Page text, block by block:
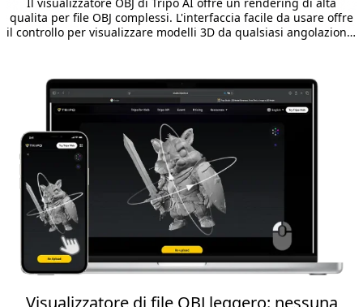
qualita per file OBJ complessi. L'interfaccia facile da usare offre
il controllo per visualizzare modelli 3D da qualsiasi angolazione:
Visualizzatore di file OBJ leggero: nessuna